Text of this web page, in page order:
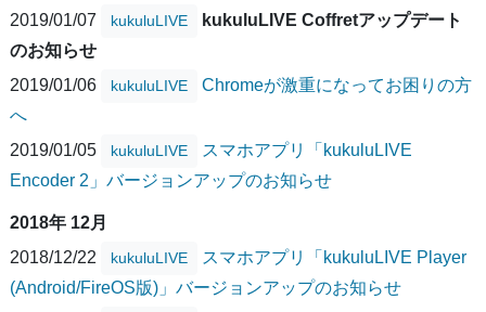
2019/01/07
kukuluLIVE
kukuluLIVE Coffretアップデート
のお知らせ
2019/01/06
kukuluLIVE
Chromeが激重になってお困りの方
へ
2019/01/05
kukuluLIVE
スマホアプリ「kukuluLIVE
Encoder 2」バージョンアップのお知らせ
2018年 12月
2018/12/22
kukuluLIVE
スマホアプリ「kukuluLIVE Player
(Android/FireOS版)」バージョンアップのお知らせ